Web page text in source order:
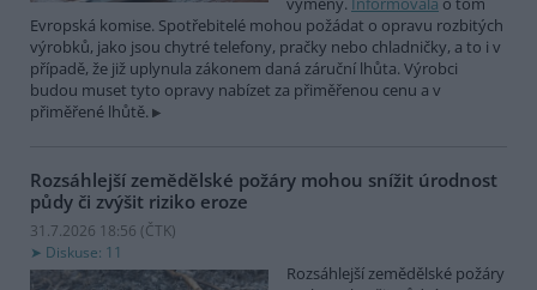
Evropská komise. Spotřebitelé mohou požádat o opravu rozbitých
výrobků, jako jsou chytré telefony, pračky nebo chladničky, a to i v
případě, že již uplynula zákonem daná záruční lhůta. Výrobci
budou muset tyto opravy nabízet za přiměřenou cenu a v
přiměřené lhůtě.
Rozsáhlejší zemědělské požáry mohou snížit úrodnost
půdy či zvýšit riziko eroze
31.7.2026 18:56 (ČTK)
Diskuse: 11
Rozsáhlejší zemědělské požáry